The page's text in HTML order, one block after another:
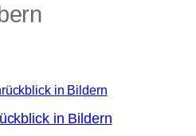
in Bildern